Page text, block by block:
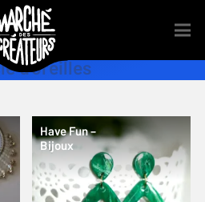
d’oreilles
Have Fun –
Bijoux